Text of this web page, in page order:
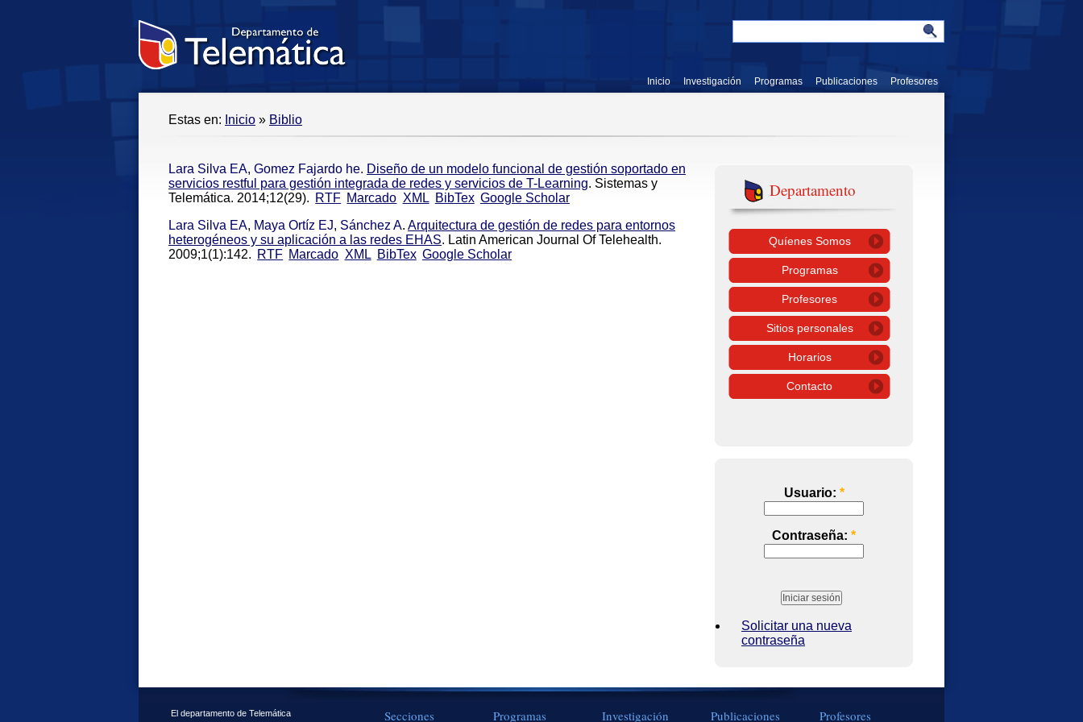
Inicio Investigación Programas Publicaciones Profesores
Estas en: Inicio » Biblio
Lara Silva EA, Gomez Fajardo he. Diseño de un modelo funcional de gestión soportado en
servicios restful para gestión integrada de redes y servicios de T-Learning. Sistemas y
Telemática. 2014;12(29). RTF Marcado XML BibTex Google Scholar
Lara Silva EA, Maya Ortíz EJ, Sánchez A. Arquitectura de gestión de redes para entornos
heterogéneos y su aplicación a las redes EHAS. Latin American Journal Of Telehealth.
2009;1(1):142. RTF Marcado XML BibTex Google Scholar
Departamento
Quíenes Somos
Programas
Profesores
Sitios personales
Horarios
Contacto
Usuario: *
Contraseña: *
Solicitar una nueva
contraseña
El departamento de Telemática
Secciones Programas Investigación Publicaciones Profesores